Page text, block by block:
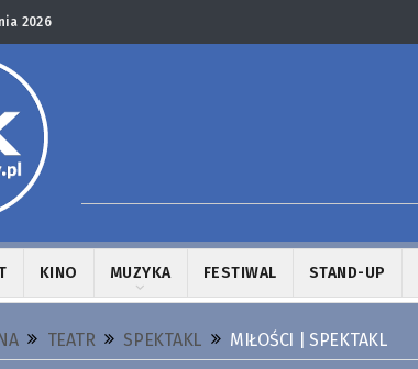
2026
KINO MUZYKA FESTIWAL STAND-UP
TEATR SPEKTAKL MIŁOŚCI | SPEKTAKL